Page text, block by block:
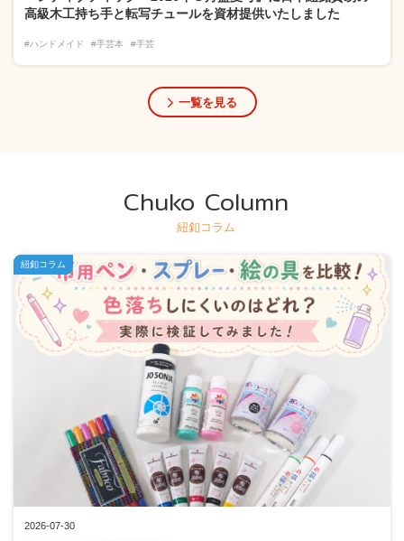
高級木工持ち手と転写チュールを資材提供いたしました
#ハンドメイド #手芸本 #手芸
一覧を見る
Chuko Column
紐釦コラム
2026-07-30
紐釦コラム